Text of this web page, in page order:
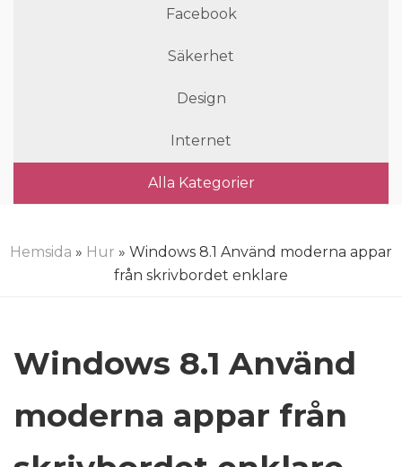
Facebook
Säkerhet
Design
Internet
Alla Kategorier
Hemsida » Hur » Windows 8.1 Använd moderna appar
från skrivbordet enklare
Windows 8.1 Använd
moderna appar från